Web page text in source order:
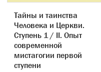
Тайны и таинства
Человека и Церкви.
Ступень 1 / II. Опыт
современной
мистагогии первой
ступени